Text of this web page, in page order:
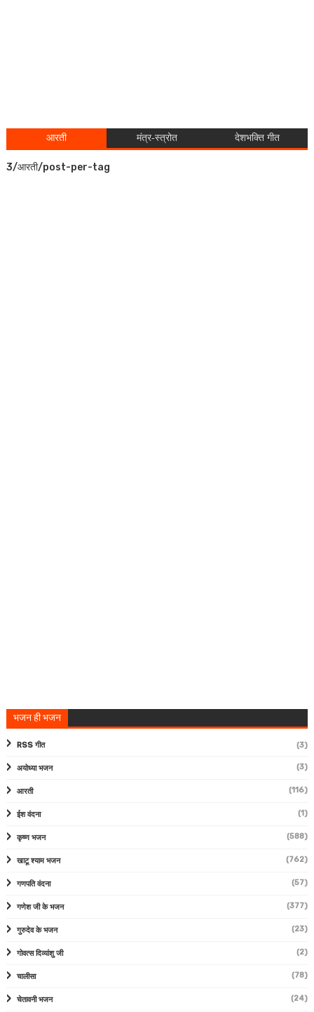
आरती मंत्र-स्त्रोत देशभक्ति गीत
3/आरती/post-per-tag
भजन ही भजन
RSS गीत (3)
अयोध्या भजन (3)
आरती (116)
ईश वंदना (1)
कृष्ण भजन (588)
खाटू श्याम भजन (762)
गणपति वंदना (57)
गणेश जी के भजन (377)
गुरुदेव के भजन (23)
गोवत्स दिव्यांशु जी (2)
चालीसा (78)
चेतावनी भजन (24)